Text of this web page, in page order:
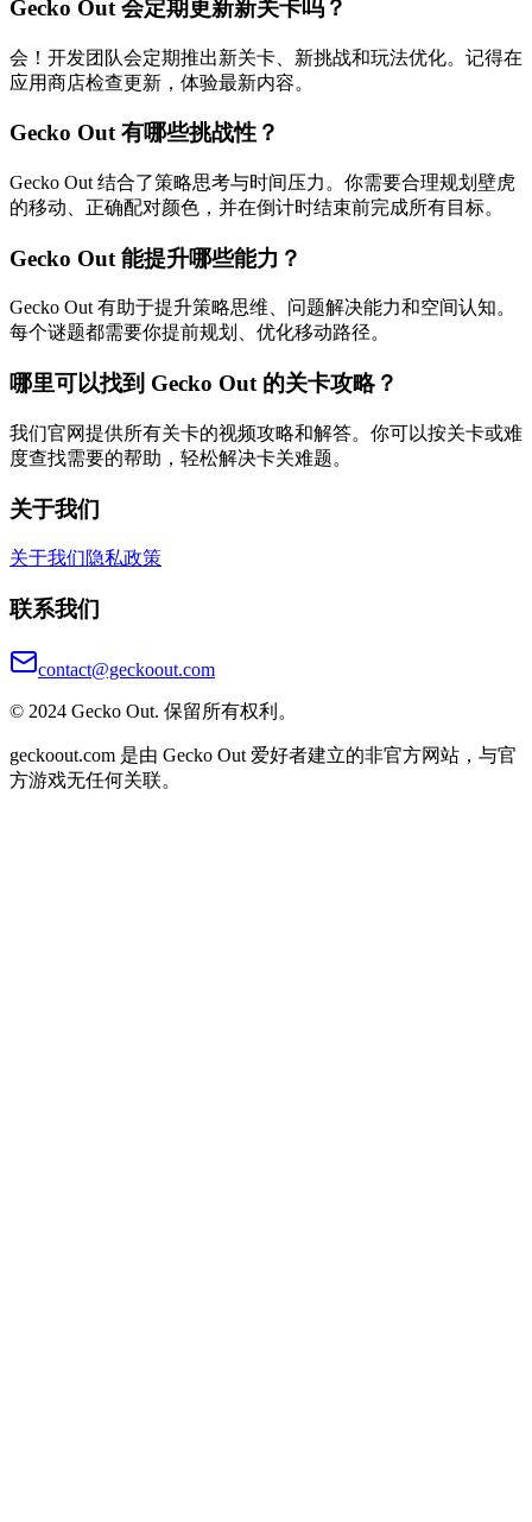
Gecko Out 会定期更新新关卡吗？
会！开发团队会定期推出新关卡、新挑战和玩法优化。记得在
应用商店检查更新，体验最新内容。
Gecko Out 有哪些挑战性？
Gecko Out 结合了策略思考与时间压力。你需要合理规划壁虎
的移动、正确配对颜色，并在倒计时结束前完成所有目标。
Gecko Out 能提升哪些能力？
Gecko Out 有助于提升策略思维、问题解决能力和空间认知。
每个谜题都需要你提前规划、优化移动路径。
哪里可以找到 Gecko Out 的关卡攻略？
我们官网提供所有关卡的视频攻略和解答。你可以按关卡或难
度查找需要的帮助，轻松解决卡关难题。
关于我们
关于我们隐私政策
联系我们
contact@geckoout.com
© 2024 Gecko Out. 保留所有权利。
geckoout.com 是由 Gecko Out 爱好者建立的非官方网站，与官
方游戏无任何关联。